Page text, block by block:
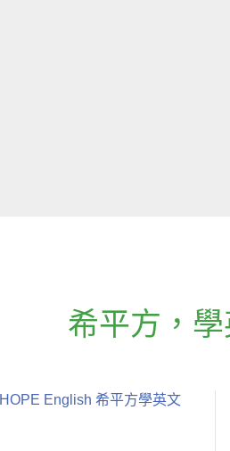
希平方 ，
HOPE English 希平方學英文